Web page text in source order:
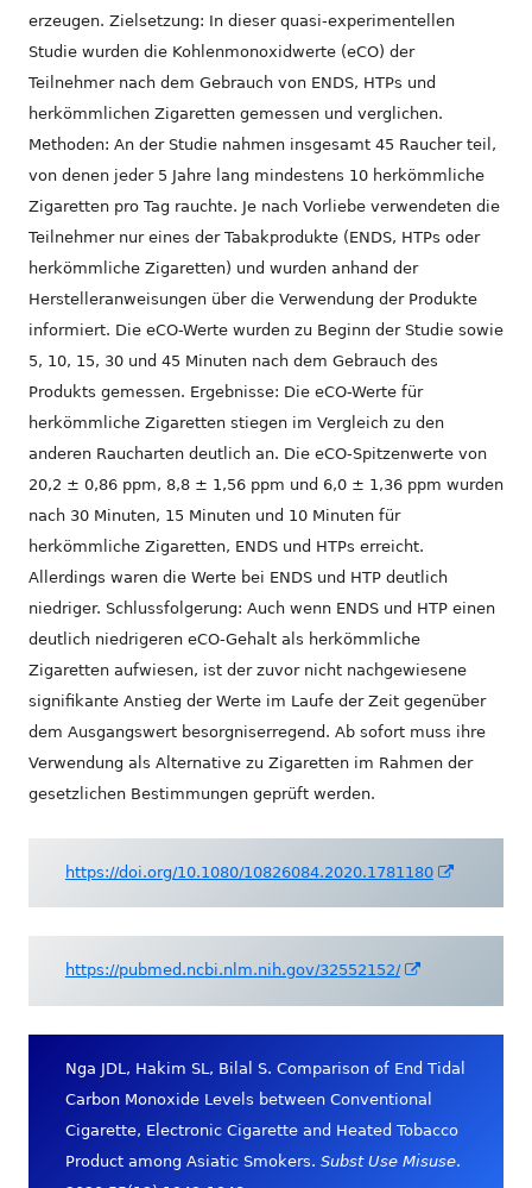
erzeugen. Zielsetzung: In dieser quasi-experimentellen
Studie wurden die Kohlenmonoxidwerte (eCO) der
Teilnehmer nach dem Gebrauch von ENDS, HTPs und
herkömmlichen Zigaretten gemessen und verglichen.
Methoden: An der Studie nahmen insgesamt 45 Raucher teil,
von denen jeder 5 Jahre lang mindestens 10 herkömmliche
Zigaretten pro Tag rauchte. Je nach Vorliebe verwendeten die
Teilnehmer nur eines der Tabakprodukte (ENDS, HTPs oder
herkömmliche Zigaretten) und wurden anhand der
Herstelleranweisungen über die Verwendung der Produkte
informiert. Die eCO-Werte wurden zu Beginn der Studie sowie
5, 10, 15, 30 und 45 Minuten nach dem Gebrauch des
Produkts gemessen. Ergebnisse: Die eCO-Werte für
herkömmliche Zigaretten stiegen im Vergleich zu den
anderen Raucharten deutlich an. Die eCO-Spitzenwerte von
20,2 ± 0,86 ppm, 8,8 ± 1,56 ppm und 6,0 ± 1,36 ppm wurden
nach 30 Minuten, 15 Minuten und 10 Minuten für
herkömmliche Zigaretten, ENDS und HTPs erreicht.
Allerdings waren die Werte bei ENDS und HTP deutlich
niedriger. Schlussfolgerung: Auch wenn ENDS und HTP einen
deutlich niedrigeren eCO-Gehalt als herkömmliche
Zigaretten aufwiesen, ist der zuvor nicht nachgewiesene
signifikante Anstieg der Werte im Laufe der Zeit gegenüber
dem Ausgangswert besorgniserregend. Ab sofort muss ihre
Verwendung als Alternative zu Zigaretten im Rahmen der
gesetzlichen Bestimmungen geprüft werden.
https://doi.org/10.1080/10826084.2020.1781180
Fenster
https://pubmed.ncbi.nlm.nih.gov/32552152/
Fenster
öffnen
Nga JDL, Hakim SL, Bilal S. Comparison of End Tidal
Carbon Monoxide Levels between Conventional
Cigarette, Electronic Cigarette and Heated Tobacco
Product among Asiatic Smokers. Subst Use Misuse.